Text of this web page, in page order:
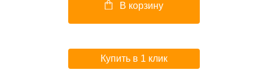
В корзину
Купить в 1 клик